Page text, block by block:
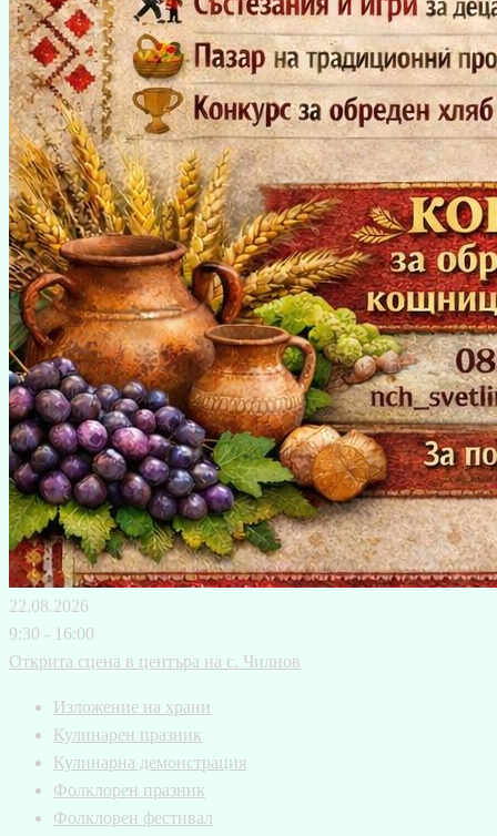
22.08.2026
9:30 - 16:00
Открита сцена в центъра на с. Чилнов
Изложение на храни
Кулинарен празник
Кулинарна демонстрация
Фолклорен празник
Фолклорен фестивал